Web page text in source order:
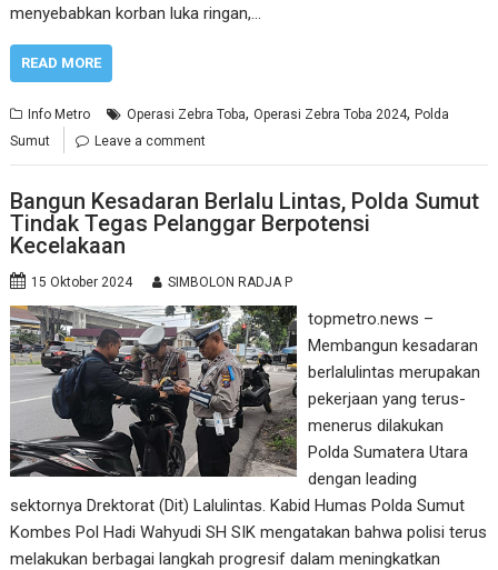
menyebabkan korban luka ringan,…
READ MORE
Info Metro Operasi Zebra Toba,Operasi Zebra Toba 2024,Polda
Sumut
Leave a comment
Bangun Kesadaran Berlalu Lintas, Polda Sumut
Tindak Tegas Pelanggar Berpotensi
Kecelakaan
15 Oktober 2024 SIMBOLON RADJA P
topmetro.news –
Membangun kesadaran
berlalulintas merupakan
pekerjaan yang terus-
menerus dilakukan
Polda Sumatera Utara
dengan leading
sektornya Drektorat (Dit) Lalulintas. Kabid Humas Polda Sumut
Kombes Pol Hadi Wahyudi SH SIK mengatakan bahwa polisi terus
melakukan berbagai langkah progresif dalam meningkatkan